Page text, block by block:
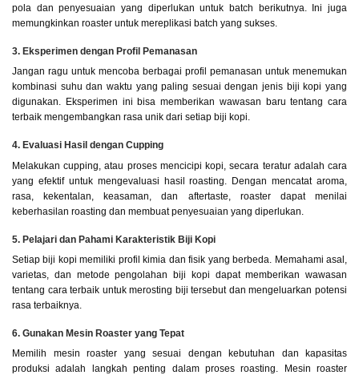
pola dan penyesuaian yang diperlukan untuk batch berikutnya. Ini juga
memungkinkan roaster untuk mereplikasi batch yang sukses.
3. Eksperimen dengan Profil Pemanasan
Jangan ragu untuk mencoba berbagai profil pemanasan untuk menemukan
kombinasi suhu dan waktu yang paling sesuai dengan jenis biji kopi yang
digunakan. Eksperimen ini bisa memberikan wawasan baru tentang cara
terbaik mengembangkan rasa unik dari setiap biji kopi.
4. Evaluasi Hasil dengan Cupping
Melakukan cupping, atau proses mencicipi kopi, secara teratur adalah cara
yang efektif untuk mengevaluasi hasil roasting. Dengan mencatat aroma,
rasa, kekentalan, keasaman, dan aftertaste, roaster dapat menilai
keberhasilan roasting dan membuat penyesuaian yang diperlukan.
5. Pelajari dan Pahami Karakteristik Biji Kopi
Setiap biji kopi memiliki profil kimia dan fisik yang berbeda. Memahami asal,
varietas, dan metode pengolahan biji kopi dapat memberikan wawasan
tentang cara terbaik untuk merosting biji tersebut dan mengeluarkan potensi
rasa terbaiknya.
6. Gunakan Mesin Roaster yang Tepat
Memilih mesin roaster yang sesuai dengan kebutuhan dan kapasitas
produksi adalah langkah penting dalam proses roasting. Mesin roaster